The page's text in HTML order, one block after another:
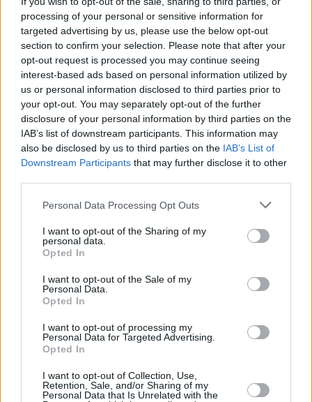
processing of your personal or sensitive information for
targeted advertising by us, please use the below opt-out
section to confirm your selection. Please note that after your
opt-out request is processed you may continue seeing
interest-based ads based on personal information utilized by
us or personal information disclosed to third parties prior to
your opt-out. You may separately opt-out of the further
disclosure of your personal information by third parties on the
IAB’s list of downstream participants. This information may
also be disclosed by us to third parties on the IAB’s List of
Downstream Participants that may further disclose it to other
Personal Data Processing Opt Outs
I want to opt-out of the Sharing of my
personal data.
Opted In
I want to opt-out of the Sale of my
Personal Data.
Opted In
I want to opt-out of processing my
Personal Data for Targeted Advertising.
Opted In
I want to opt-out of Collection, Use,
Retention, Sale, and/or Sharing of my
Personal Data that Is Unrelated with the
Interessante Rezeptsammlungen
Dessert Rezepte/ Eier Rezepte/ Eis Rezepte
Rezepte/ Orangen Rezepte/ Zitronen Rezepte
Nachspeisen